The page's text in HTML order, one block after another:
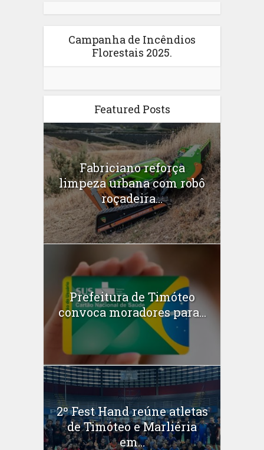
Campanha de Incêndios
Florestais 2025.
Featured Posts
Fabriciano reforça
limpeza urbana com robô
roçadeira...
Prefeitura de Timóteo
convoca moradores para...
2º Fest Hand reúne atletas
de Timóteo e Marliéria
em...